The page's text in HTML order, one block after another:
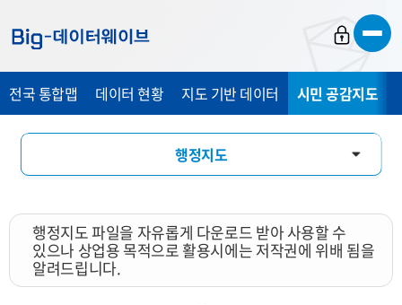
가
기
가
기
가
기
전국 통합맵 데이터 현황 지도 기반 데이터 시민 공감지도
행정지도
지도 활용 서비스
행정지도 파일을 자유롭게 다운로드 받아 사용할 수
있으나 상업용 목적으로 활용시에는 저작권에 위배 됨을
알려드립니다.